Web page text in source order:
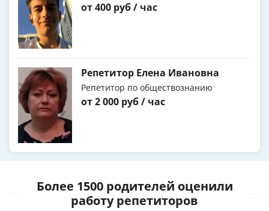
от 400 руб / час
Репетитор Елена Ивановна
Репетитор по обществознанию
от 2 000 руб / час
Более 1500 родителей оценили
работу репетиторов